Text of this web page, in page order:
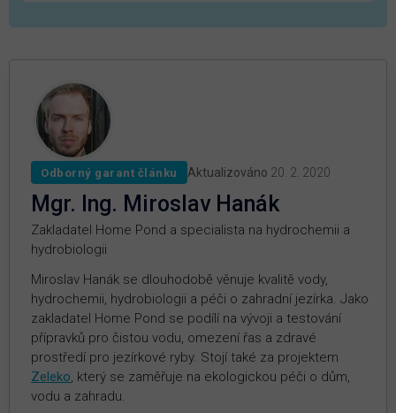
Odborný garant článku Aktualizováno 20. 2. 2020
Mgr. Ing. Miroslav Hanák
Zakladatel Home Pond a specialista na hydrochemii a
hydrobiologii
Miroslav Hanák se dlouhodobě věnuje kvalitě vody,
hydrochemii, hydrobiologii a péči o zahradní jezírka. Jako
zakladatel Home Pond se podílí na vývoji a testování
přípravků pro čistou vodu, omezení řas a zdravé
prostředí pro jezírkové ryby. Stojí také za projektem
Zeleko, který se zaměřuje na ekologickou péči o dům,
vodu a zahradu.